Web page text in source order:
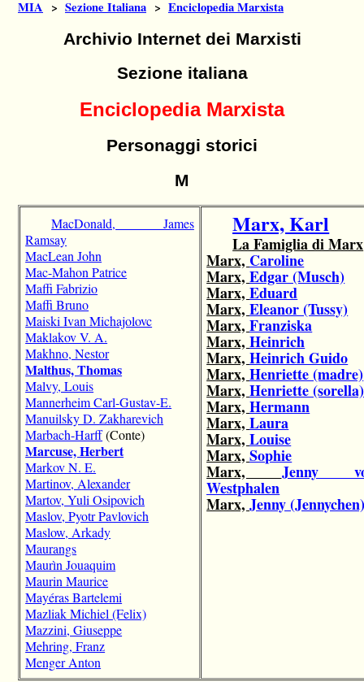
MIA >Sezione Italiana >Enciclopedia Marxista
Archivio Internet dei Marxisti
Sezione italiana
Enciclopedia Marxista
Personaggi storici
M
MacDonald, James
Ramsay
MacLean John
Mac-Mahon Patrice
Maffi Fabrizio
Maffi Bruno
Maiski Ivan Michajolovc
Maklakov V. A.
Makhno, Nestor
Malthus, Thomas
Malvy, Louis
Mannerheim Carl-Gustav-E.
Manuilsky D. Zakharevich
Marbach-Harff(Conte)
Marcuse, Herbert
Markov N. E.
Martinov, Alexander
Martov, Yuli Osipovich
Maslov, Pyotr Pavlovich
Maslow, Arkady
Maurangs
Maurìn Jouaquim
Maurin Maurice
Mayéras Bartelemi
Mazliak Michiel (Felix)
Mazzini, Giuseppe
Mehring, Franz
Menger Anton
Marx, Karl
La Famiglia di Marx
Marx, Caroline
Marx,Edgar (Musch)
Marx,Eduard
Marx,Eleanor (Tussy)
Marx,Franziska
Marx,Heinrich
Marx,Heinrich Guido
Marx,Henriette (madre)
Marx,Henriette (sorella)
Marx,Hermann
Marx,Laura
Marx,Louise
Marx,Sophie
Marx, Jenny
Westphalen
Marx,Jenny